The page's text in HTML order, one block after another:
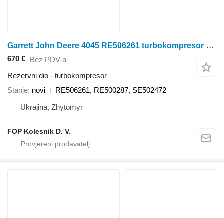
Garrett John Deere 4045 RE506261 turbokompresor za John Deere 6010, 6110, 6210, 6100D, 6110D, 6115D, 6125D, 6130D, 6140D, 6100E, 6020, 6120 i dr. traktora na kotačima
670 € Bez PDV-a
Rezervni dio - turbokompresor
Stanje novi
RE506261, RE500287, SE502472
Ukrajina, Zhytomyr
FOP Kolesnik D. V.